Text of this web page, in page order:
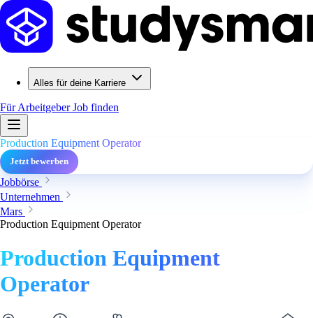
Alles für deine Karriere
Für ArbeitgeberJob finden
Production Equipment Operator
Jetzt bewerben
Jobbörse
Unternehmen
Mars
Production Equipment Operator
Production Equipment
Operator